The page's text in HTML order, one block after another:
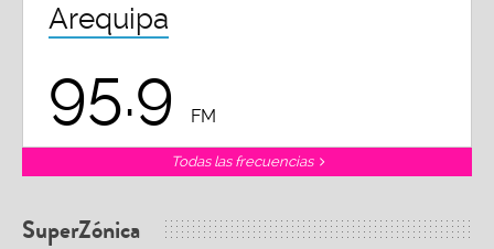
Arequipa
95.9 FM
Todas las frecuencias
SuperZónica